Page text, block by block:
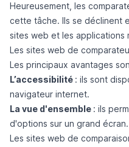
Heureusement, les
cette tâche. Ils se déclinent
sites web et les applications
Les sites web de
Les principaux avantages
L’accessibilité : ils sont
navigateur internet.
La vue d'ensemble : ils
d'options sur un grand écran.
Les sites web de